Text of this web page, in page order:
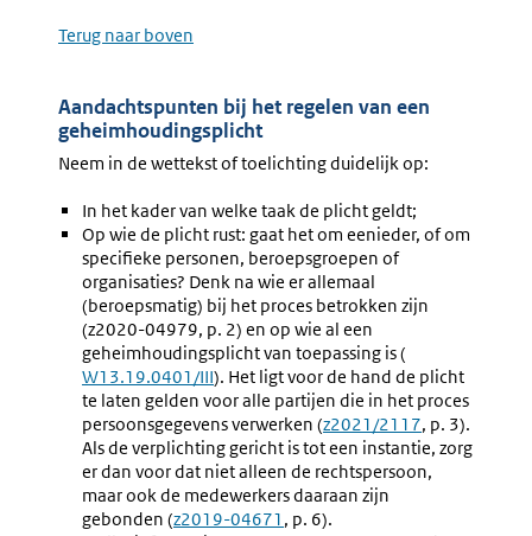
Terug naar boven
Aandachtspunten bij het regelen van een
geheimhoudingsplicht
Neem in de wettekst of toelichting duidelijk op:
In het kader van welke taak de plicht geldt;
Op wie de plicht rust: gaat het om eenieder, of om
specifieke personen, beroepsgroepen of
organisaties? Denk na wie er allemaal
(beroepsmatig) bij het proces betrokken zijn
(z2020-04979, p. 2) en op wie al een
geheimhoudingsplicht van toepassing is (
link:
W13.19.0401/III). Het ligt voor de hand de plicht
te laten gelden voor alle partijen die in het proces
persoonsgegevens verwerken (Externe
link:
z2021/2117, p. 3).
Als de verplichting gericht is tot een instantie, zorg
er dan voor dat niet alleen de rechtspersoon,
maar ook de medewerkers daaraan zijn
gebonden (Externe
z2019-04671 , p. 6).